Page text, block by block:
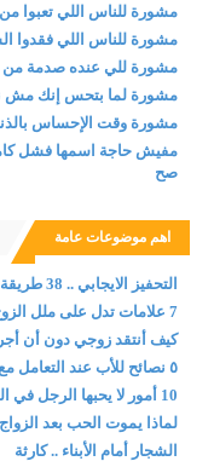
مشورة للناس اللي تعبوا
مشورة للناس اللي فقدوا
مشورة للي عنده صدمة من
مشورة لما بتحس إنك مش
مشورة وقت الإحساس
مفيش حاجة اسمها فشل
صح
اهم موضوعات عامة
التحفيز الايجابي .. 38 طريقة تساعدك لتحفيز نفسك على العمل والتطور
7 علامات تدل على ملل الزوج من الزوجة
كيف أنتقد زوجي دون أن
٥ نصائح للأب عند التعامل مع الابن في مرحلة المراهقة
10 أمور لا يحبها الرجل في المرأة
لماذا يموت الحب بعد
الشجار أمام الأبناء .. كارثة